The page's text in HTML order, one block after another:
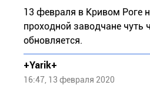
13 февраля в Кривом Роге
проходной заводчане чуть
обновляется.
+Yarik+
16:47, 13 февраля 2020